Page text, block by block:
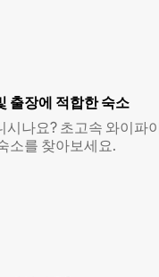
출장에 적합한 숙소
시나요? 초고속 와이파
소를 찾아보세요.